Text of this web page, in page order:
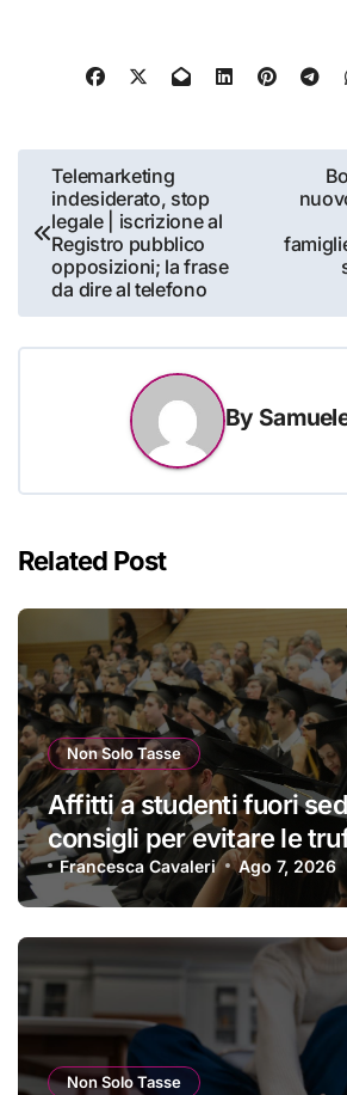
Navigazione
articoli
Telemarketing
indesiderato, stop
legale | iscrizione al
Registro pubblico
opposizioni; la frase
da dire al telefono
By
Related Post
Non Solo Tasse
Affitti a studenti fuori
consigli per evitare le
Francesca Cavaleri Ago 7, 2026
Non Solo Tasse